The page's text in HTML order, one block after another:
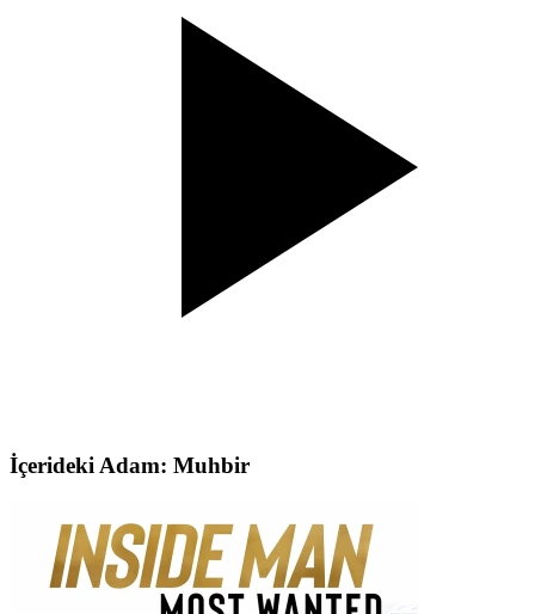
İçerideki Adam: Muhbir